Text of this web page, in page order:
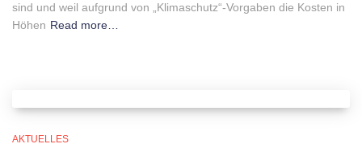
sind und weil aufgrund von „Klimaschutz“-Vorgaben die Kosten in
Höhen Read more…
AKTUELLES